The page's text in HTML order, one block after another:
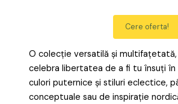
Cere oferta!
O colecție versatilă și
celebra libertatea de a fi tu însuți în
culori puternice și stiluri eclectice,
conceptuale sau de inspirație